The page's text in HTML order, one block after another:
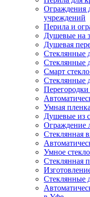
Ограждения
учреждений
Перила и
Душевые на
Душевая
Стеклянные
Стеклянные
Смарт
Стеклянные
Умная
Душевые из
Ограждение
Стеклянная
Умное
Стеклянная
Стеклянные